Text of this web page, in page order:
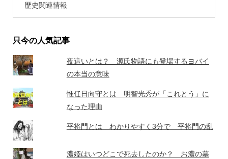
歴史関連情報
只今の人気記事
夜這いとは？ 源氏物語にも登場するヨバイ
の本当の意味
惟任日向守とは 明智光秀が「これとう」に
なった理由
平将門とは わかりやすく3分で 平将門の乱
濃姫はいつどこで死去したのか？ お濃の墓